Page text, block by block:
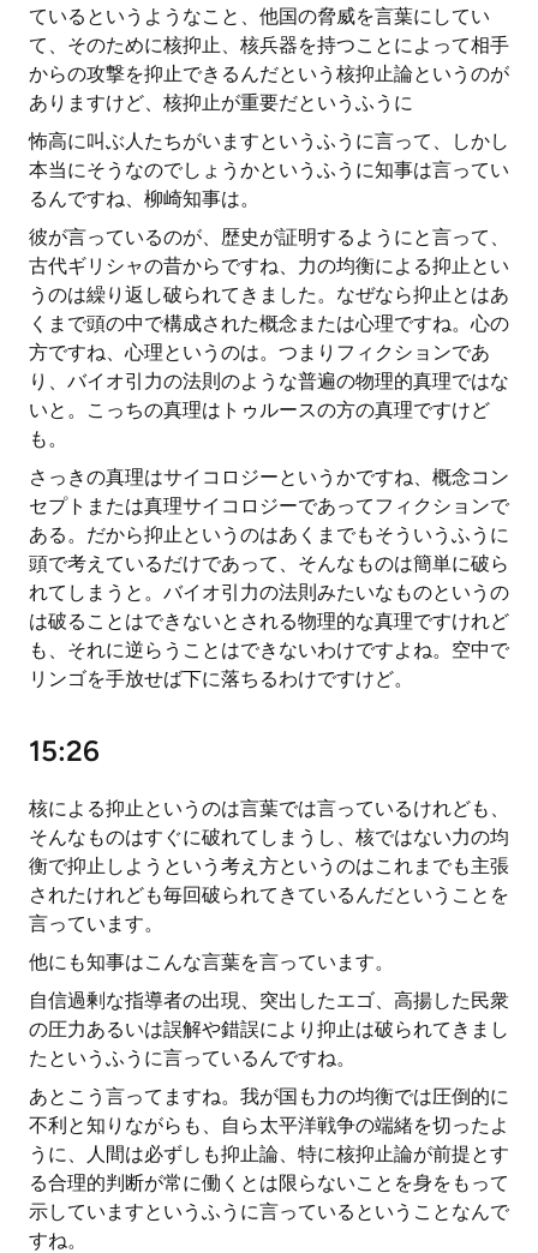
ているというようなこと、他国の脅威を言葉にしてい
て、そのために核抑止、核兵器を持つことによって相手
からの攻撃を抑止できるんだという核抑止論というのが
ありますけど、核抑止が重要だというふうに
怖高に叫ぶ人たちがいますというふうに言って、しかし
本当にそうなのでしょうかというふうに知事は言ってい
るんですね、柳崎知事は。
彼が言っているのが、歴史が証明するようにと言って、
古代ギリシャの昔からですね、力の均衡による抑止とい
うのは繰り返し破られてきました。なぜなら抑止とはあ
くまで頭の中で構成された概念または心理ですね。心の
方ですね、心理というのは。つまりフィクションであ
り、バイオ引力の法則のような普遍の物理的真理ではな
いと。こっちの真理はトゥルースの方の真理ですけど
も。
さっきの真理はサイコロジーというかですね、概念コン
セプトまたは真理サイコロジーであってフィクションで
ある。だから抑止というのはあくまでもそういうふうに
頭で考えているだけであって、そんなものは簡単に破ら
れてしまうと。バイオ引力の法則みたいなものというの
は破ることはできないとされる物理的な真理ですけれど
も、それに逆らうことはできないわけですよね。空中で
リンゴを手放せば下に落ちるわけですけど。
15:26
核による抑止というのは言葉では言っているけれども、
そんなものはすぐに破れてしまうし、核ではない力の均
衡で抑止しようという考え方というのはこれまでも主張
されたけれども毎回破られてきているんだということを
言っています。
他にも知事はこんな言葉を言っています。
自信過剰な指導者の出現、突出したエゴ、高揚した民衆
の圧力あるいは誤解や錯誤により抑止は破られてきまし
たというふうに言っているんですね。
あとこう言ってますね。我が国も力の均衡では圧倒的に
不利と知りながらも、自ら太平洋戦争の端緒を切ったよ
うに、人間は必ずしも抑止論、特に核抑止論が前提とす
る合理的判断が常に働くとは限らないことを身をもって
示していますというふうに言っているということなんで
すね。